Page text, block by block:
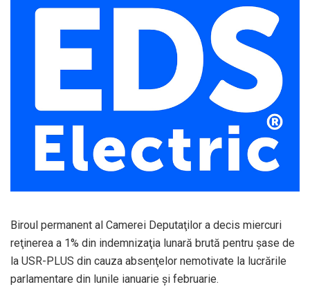
Biroul permanent al Camerei Deputaţilor a decis miercuri
reţinerea a 1% din indemnizaţia lunară brută pentru şase de
la USR-PLUS din cauza absenţelor nemotivate la lucrările
parlamentare din lunile ianuarie şi februarie.